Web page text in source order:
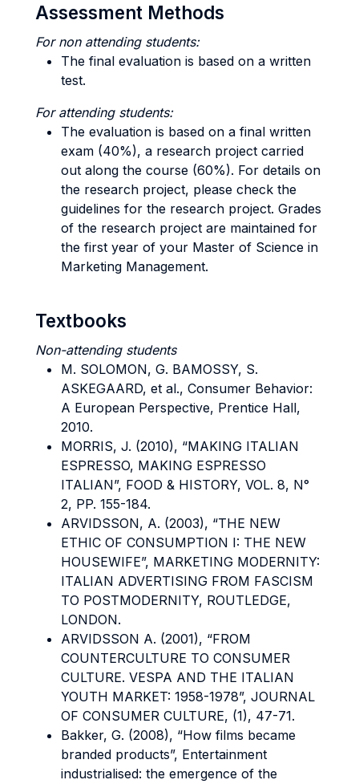
Assessment Methods
For non attending students:
The final evaluation is based on a written
test.
For attending students:
The evaluation is based on a final written
exam (40%), a research project carried
out along the course (60%). For details on
the research project, please check the
guidelines for the research project. Grades
of the research project are maintained for
the first year of your Master of Science in
Marketing Management.
Textbooks
Non-attending students
M. SOLOMON, G. BAMOSSY, S.
ASKEGAARD, et al., Consumer Behavior:
A European Perspective, Prentice Hall,
2010.
MORRIS, J. (2010), “MAKING ITALIAN
ESPRESSO, MAKING ESPRESSO
ITALIAN”, FOOD & HISTORY, VOL. 8, N°
2, PP. 155-184.
ARVIDSSON, A. (2003), “THE NEW
ETHIC OF CONSUMPTION I: THE NEW
HOUSEWIFE”, MARKETING MODERNITY:
ITALIAN ADVERTISING FROM FASCISM
TO POSTMODERNITY, ROUTLEDGE,
LONDON.
ARVIDSSON A. (2001), “FROM
COUNTERCULTURE TO CONSUMER
CULTURE. VESPA AND THE ITALIAN
YOUTH MARKET: 1958-1978”, JOURNAL
OF CONSUMER CULTURE, (1), 47-71.
Bakker, G. (2008), “How films became
branded products”, Entertainment
industrialised: the emergence of the